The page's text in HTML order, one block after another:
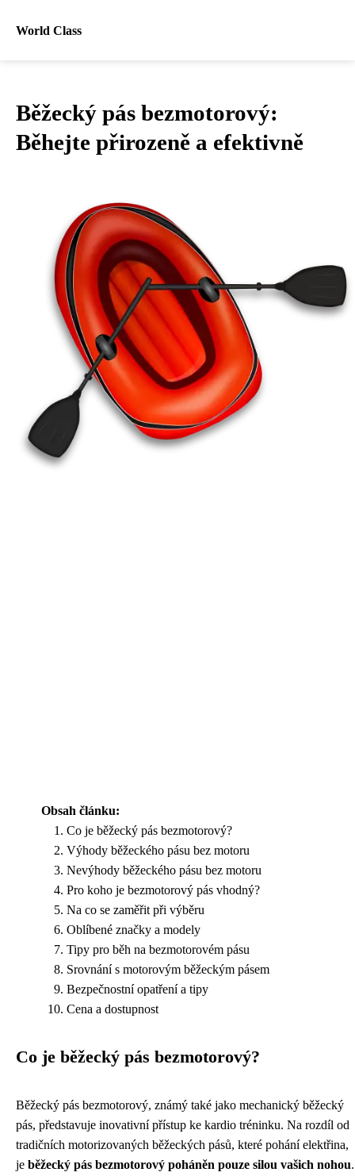
World Class
Běžecký pás bezmotorový:
Běhejte přirozeně a efektivně
Obsah článku:
Co je běžecký pás bezmotorový?
Výhody běžeckého pásu bez motoru
Nevýhody běžeckého pásu bez motoru
Pro koho je bezmotorový pás vhodný?
Na co se zaměřit při výběru
Oblíbené značky a modely
Tipy pro běh na bezmotorovém pásu
Srovnání s motorovým běžeckým pásem
Bezpečnostní opatření a tipy
Cena a dostupnost
Co je běžecký pás bezmotorový?
Běžecký pás bezmotorový, známý také jako mechanický běžecký
pás, představuje inovativní přístup ke kardio tréninku. Na rozdíl od
tradičních motorizovaných běžeckých pásů, které pohání elektřina,
je běžecký pás bezmotorový poháněn pouze silou vašich nohou.